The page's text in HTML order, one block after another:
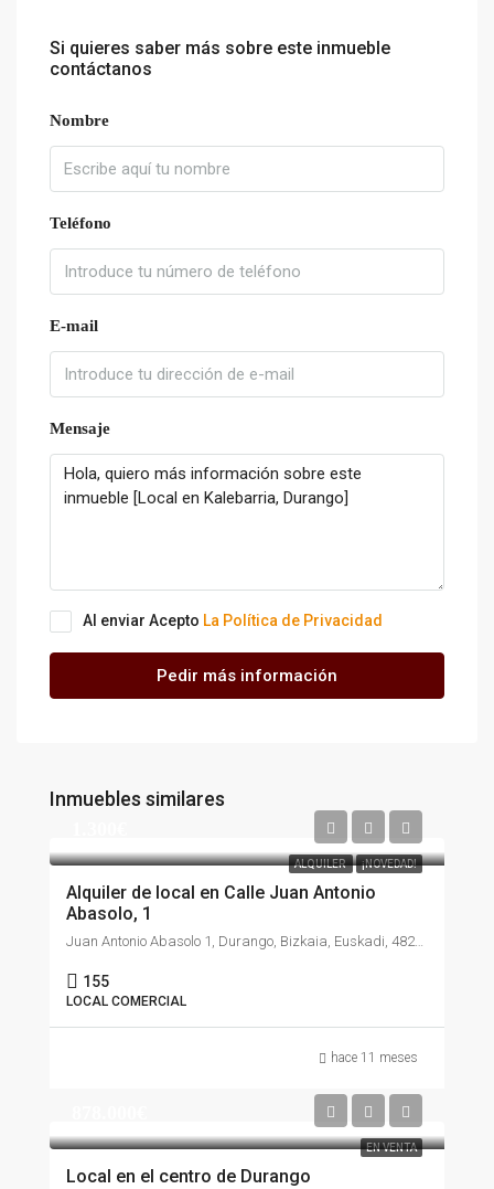
Si quieres saber más sobre este inmueble
contáctanos
Nombre
Teléfono
E-mail
Mensaje
Al enviar Acepto La Política de Privacidad
Pedir más información
Inmuebles similares
ALQUILER ¡NOVEDAD!
Alquiler de local en Calle Juan Antonio
Abasolo, 1
Juan Antonio Abasolo 1, Durango, Bizkaia, Euskadi, 48200, España
155
LOCAL COMERCIAL
hace 11 meses
EN VENTA
Local en el centro de Durango